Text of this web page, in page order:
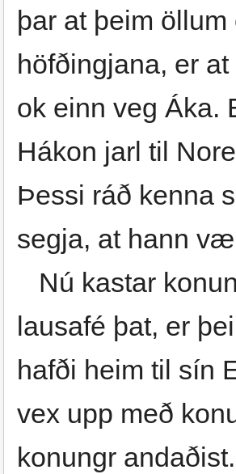
þar at þeim
höfðingjana, er
ok einn veg Áka.
Hákon jarl til
Þessi ráð kenna
segja, at hann
Nú kastar
lausafé þat, er
hafði heim til sín
vex upp með
konungr